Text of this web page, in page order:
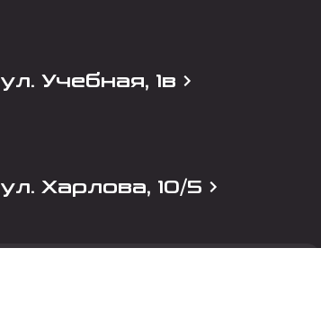
ул. Учебная, 1в
ул. Харлова, 10/5